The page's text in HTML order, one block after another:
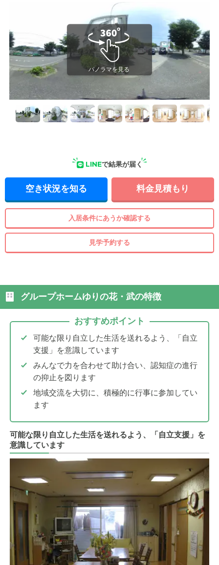
LINEで結果が届く
空き状況を知る 料金見積もり
入居条件にあうか確認する
見学予約する
グループホームゆりの花・武の特徴
おすすめポイント
可能な限り自立した生活を送れるよう、「自立
支援」を意識しています
みんなで力を合わせて助け合い、認知症の進行
の抑止を図ります
地域交流を大切に、積極的に行事に参加してい
ます
可能な限り自立した生活を送れるよう、「自立支援」を
意識しています